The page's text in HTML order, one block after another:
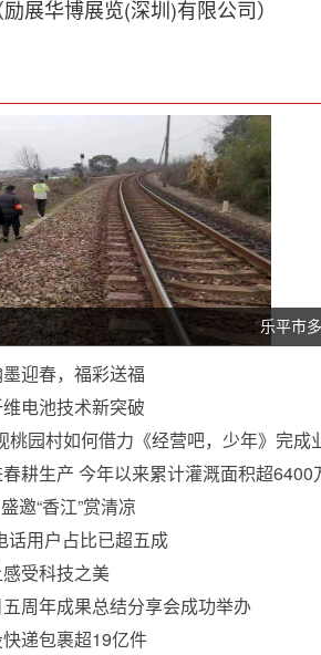
展华博展览(深圳)有限公司）
乐平市
迎春，福彩送福
电池技术新突破
桃园村如何借力《经营吧，少年》完成
耕生产 今年以来累计灌溉面积超6400
邀“香江”赏清凉
话用户占比已超五成
受科技之美
周年成果总结分享会成功举办
递包裹超19亿件